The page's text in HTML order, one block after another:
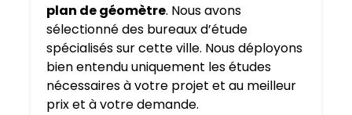
plan de géomètre. Nous avons
sélectionné des bureaux d’étude
spécialisés sur cette ville. Nous déployons
bien entendu uniquement les études
nécessaires à votre projet et au meilleur
prix et à votre demande.